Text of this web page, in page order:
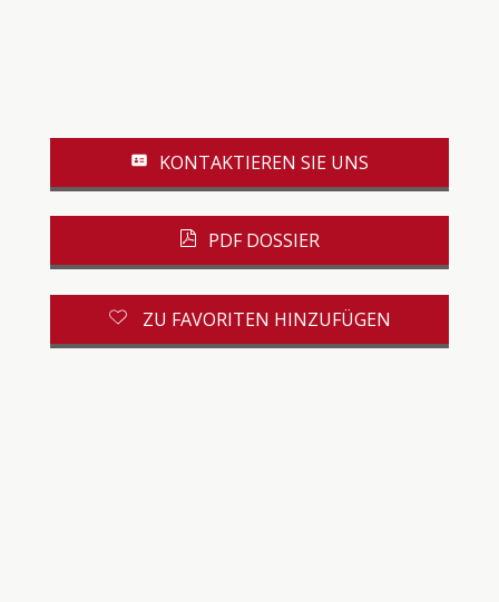
KONTAKTIEREN SIE UNS
PDF DOSSIER
ZU FAVORITEN HINZUFÜGEN